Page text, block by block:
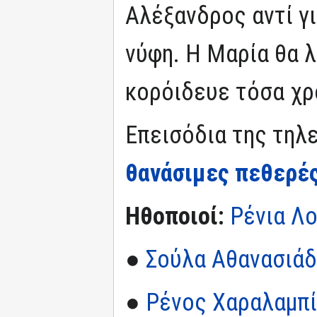
Αλέξανδρος αντί
νύφη. Η Μαρία θα
κορόιδευε τόσα
Επεισόδια της
θανάσιμες
Ηθοποιοί: Ρένια
● Σούλα
● Ρένος